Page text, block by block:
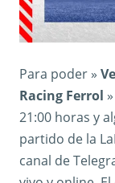
Para poder »
Racing Ferrol
21:00 horas y
partido de la
canal de